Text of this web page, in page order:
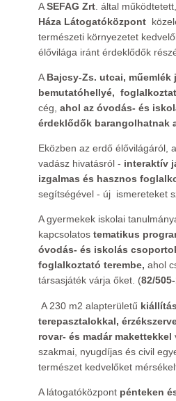
ASEFAG Zrt . által
Háza Látogatóközpont
természeti környezetet
élővilága iránt érdeklődők
A Bajcsy-Zs. utcai,
bemutatóhellyé,
cég, ahol az óvodás- és
érdeklődők barangolhatnak
Eközben az erdő élővilágáról,
vadász hivatásról - interaktív
izgalmas és hasznos
segítségével - új ismereteket
A gyermekek iskolai
kapcsolatos tematikus
óvodás- és iskolás
foglalkoztató terembe, ahol
társasjáték várja őket. (82/
A 230 m2 alapterületű
terepasztalokkal,
rovar- és madár makettekkel
szakmai, nyugdíjas és civil
természet kedvelőket
A látogatóközpont pénteken